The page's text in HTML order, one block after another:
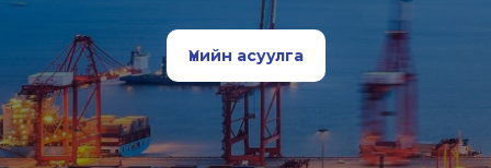
Үнийн асуулга